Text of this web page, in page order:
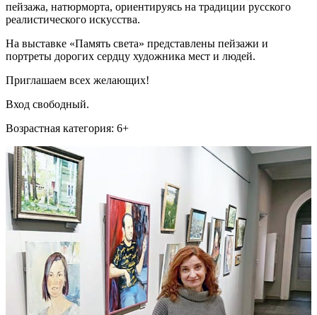
пейзажа, натюрморта, ориентируясь на традиции русского
реалистического искусства.
На выставке «Память света» представлены пейзажи и
портреты дорогих сердцу художника мест и людей.
Приглашаем всех желающих!
Вход свободный.
Возрастная категория: 6+